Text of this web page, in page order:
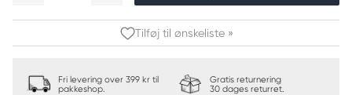
Tilføj til ønskeliste »
Fri levering over 399 kr til
pakkeshop.
Gratis returnering
30 dages returret.